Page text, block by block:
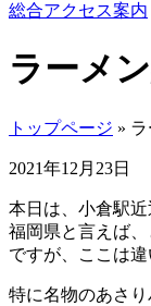
総合アクセス案内
ラーメ
トップページ »
2021年12月23日
本日は、小倉駅近
福岡県と言えば、
ですが、ここは
特に名物のあさり